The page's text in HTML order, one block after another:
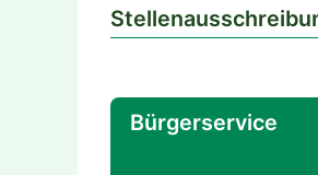
Bürgerservice